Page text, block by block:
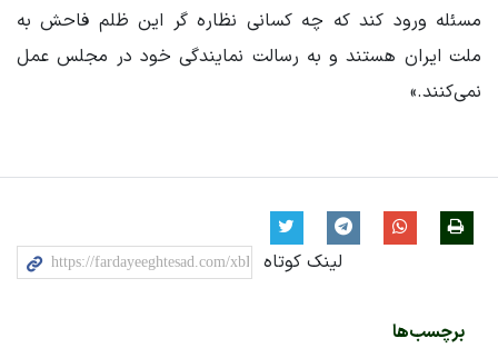
مسئله ورود کند که چه کسانی نظاره گر این ظلم فاحش به
ملت ایران هستند و به رسالت نمایندگی خود در مجلس عمل
نمی‌کنند.»
لینک کوتاه
برچسب‌ها